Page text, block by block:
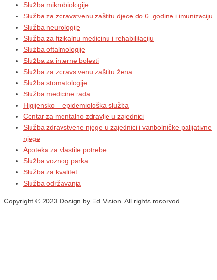
Služba mikrobiologije
Služba za zdravstvenu zaštitu djece do 6. godine i imunizaciju
Služba neurologije
Služba za fizikalnu medicinu i rehabilitaciju
Služba oftalmologije
Služba za interne bolesti
Služba za zdravstvenu zaštitu žena
Služba stomatologije
Služba medicine rada
Higijensko – epidemiološka služba
Centar za mentalno zdravlje u zajednici
Služba zdravstvene njege u zajednici i vanbolničke palijativne
njege
Apoteka za vlastite potrebe
Služba voznog parka
Služba za kvalitet
Služba održavanja
Copyright © 2023 Design by Ed-Vision. All rights reserved.